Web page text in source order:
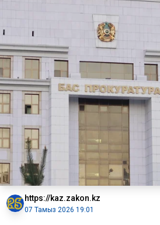
https://kaz.zakon.kz
07 Тамыз 2026 19:01